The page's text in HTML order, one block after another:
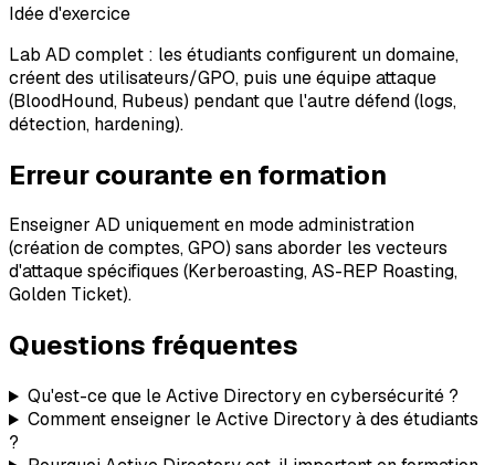
Idée d'exercice
Lab AD complet : les étudiants configurent un domaine,
créent des utilisateurs/GPO, puis une équipe attaque
(BloodHound, Rubeus) pendant que l'autre défend (logs,
détection, hardening).
Erreur courante en formation
Enseigner AD uniquement en mode administration
(création de comptes, GPO) sans aborder les vecteurs
d'attaque spécifiques (Kerberoasting, AS-REP Roasting,
Golden Ticket).
Questions fréquentes
Qu'est-ce que le Active Directory en cybersécurité ?
Comment enseigner le Active Directory à des étudiants
?